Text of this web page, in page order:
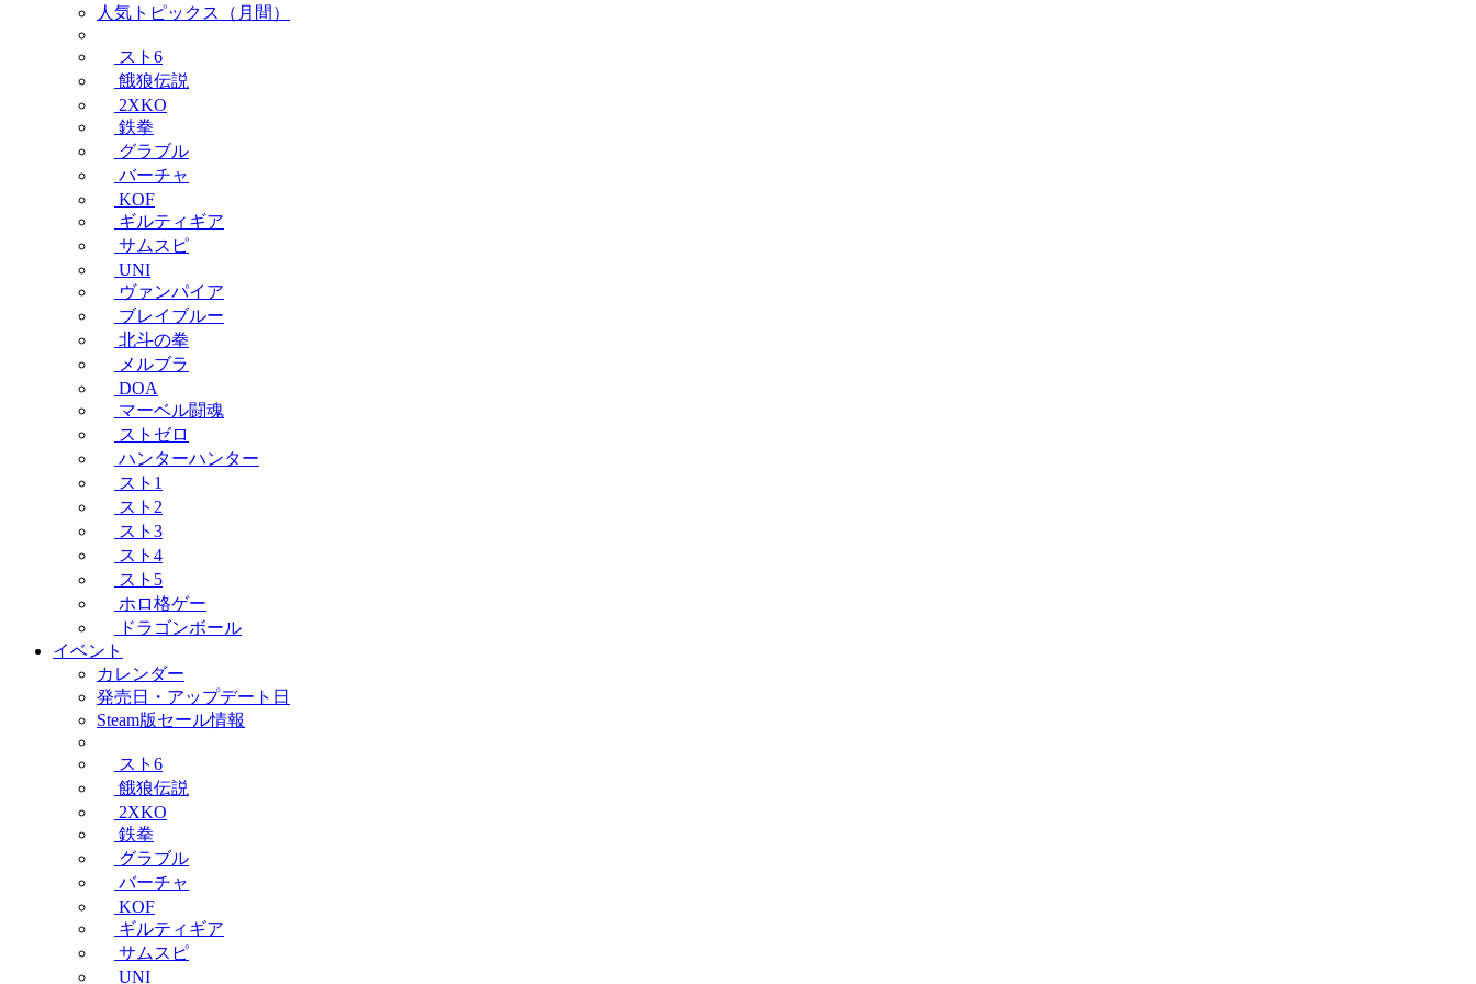
人気トピックス（月間）
スト6
餓狼伝説
2XKO
鉄拳
グラブル
バーチャ
KOF
ギルティギア
サムスピ
UNI
ヴァンパイア
ブレイブルー
北斗の拳
メルブラ
DOA
マーベル闘魂
ストゼロ
ハンターハンター
スト1
スト2
スト3
スト4
スト5
ホロ格ゲー
ドラゴンボール
イベント
カレンダー
発売日・アップデート日
Steam版セール情報
スト6
餓狼伝説
2XKO
鉄拳
グラブル
バーチャ
KOF
ギルティギア
サムスピ
UNI